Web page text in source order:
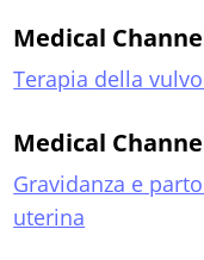
Medical
Terapia della
Medical
Gravidanza e
uterina